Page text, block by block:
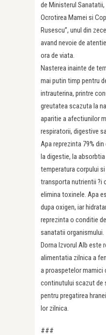
de Ministerul
Ocrotirea Mamei si
Rusescu”, unul din
avand nevoie de
ora de viata.
Nasterea inainte de
mai putin timp pentru
intrauterina, printre
greutatea scazuta la
aparitie a afectiunilor
respiratorii, digestive
Apa reprezinta 79%
la digestie, la
temperatura corpului
transporta nutrientii ?i
elimina toxinele. Apa
dupa oxigen, iar
reprezinta o conditie
sanatatii organismului.
Dorna Izvorul Alb este
alimentatia zilnica a
a proaspetelor mamici
continutului scazut de
pentru pregatirea
lor zilnica.
###